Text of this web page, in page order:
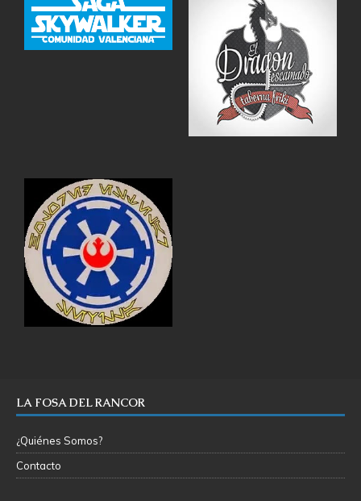
LA FOSA DEL RANCOR
¿Quiénes Somos?
Contacto